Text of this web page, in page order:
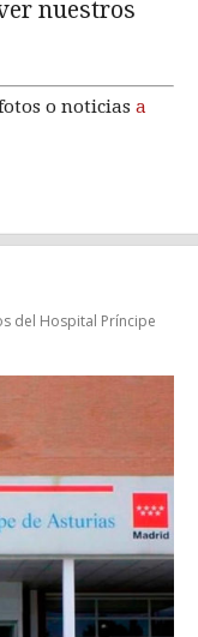
nuestros
o noticias a